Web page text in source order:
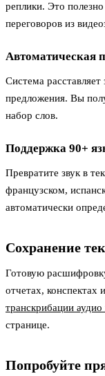
реплики. Это
переговоров из
Автоматическая
Система
предложения. Вы
набор слов.
Поддержка 90+
Превратите звук в
французском,
автоматически
Сохранение
Готовую
отчетах,
транскрибации
странице.
Попробуйте